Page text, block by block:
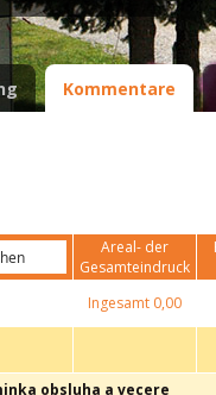
Kommentare
Areal- der
Gesamteindruck
Ingesamt 0,00
obsluha a vecere